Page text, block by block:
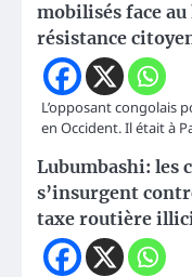
mobilisés face
résistance
L’opposant congolais
en Occident. Il était à
Lubumbashi: les
s’insurgent
taxe routière